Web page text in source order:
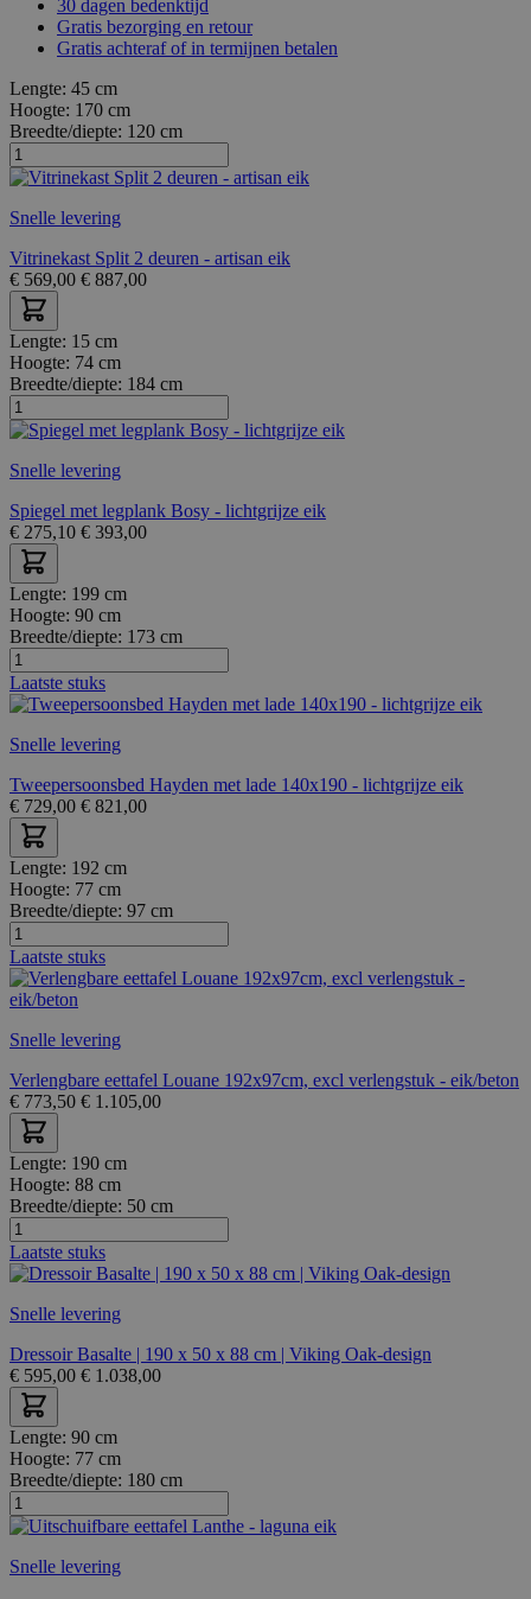
30 dagen bedenktijd
Gratis bezorging en retour
Gratis achteraf of in termijnen betalen
Lengte: 45 cm
Hoogte: 170 cm
Breedte/diepte: 120 cm
Snelle levering
Vitrinekast Split 2 deuren - artisan eik
€ 569,00 € 887,00
Lengte: 15 cm
Hoogte: 74 cm
Breedte/diepte: 184 cm
Snelle levering
Spiegel met legplank Bosy - lichtgrijze eik
€ 275,10 € 393,00
Lengte: 199 cm
Hoogte: 90 cm
Breedte/diepte: 173 cm
Laatste stuks
Snelle levering
Tweepersoonsbed Hayden met lade 140x190 - lichtgrijze eik
€ 729,00 € 821,00
Lengte: 192 cm
Hoogte: 77 cm
Breedte/diepte: 97 cm
Laatste stuks
Snelle levering
Verlengbare eettafel Louane 192x97cm, excl verlengstuk - eik/beton
€ 773,50 € 1.105,00
Lengte: 190 cm
Hoogte: 88 cm
Breedte/diepte: 50 cm
Laatste stuks
Snelle levering
Dressoir Basalte | 190 x 50 x 88 cm | Viking Oak-design
€ 595,00 € 1.038,00
Lengte: 90 cm
Hoogte: 77 cm
Breedte/diepte: 180 cm
Snelle levering